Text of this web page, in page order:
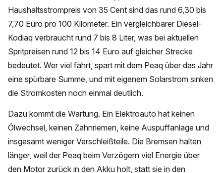
Haushaltsstrompreis von 35 Cent sind das rund 6,30 bis
7,70 Euro pro 100 Kilometer. Ein vergleichbarer Diesel-
Kodiaq verbraucht rund 7 bis 8 Liter, was bei aktuellen
Spritpreisen rund 12 bis 14 Euro auf gleicher Strecke
bedeutet. Wer viel fährt, spart mit dem Peaq über das Jahr
eine spürbare Summe, und mit eigenem Solarstrom sinken
die Stromkosten noch einmal deutlich.
Dazu kommt die Wartung. Ein Elektroauto hat keinen
Ölwechsel, keinen Zahnriemen, keine Auspuffanlage und
insgesamt weniger Verschleißteile. Die Bremsen halten
länger, weil der Peaq beim Verzögern viel Energie über
den Motor zurück in den Akku holt, statt sie in den